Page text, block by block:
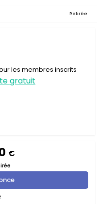
Retirée
les membres inscrits
gratuit
€